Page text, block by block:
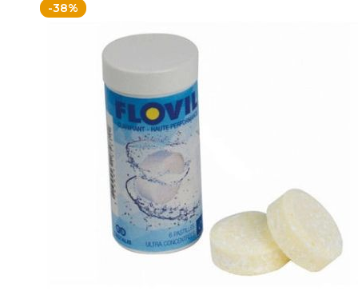
-38%